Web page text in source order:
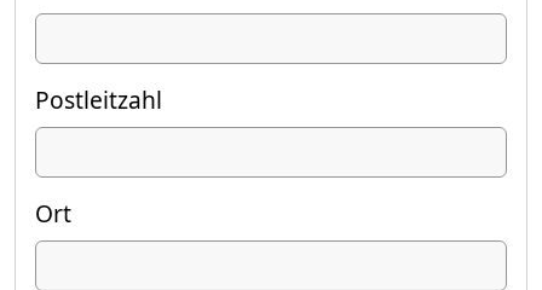
Postleitzahl
Ort